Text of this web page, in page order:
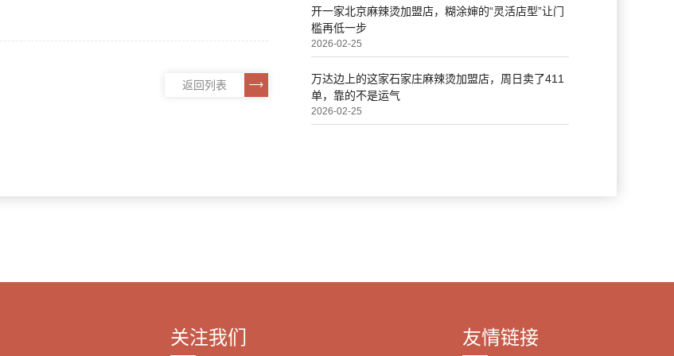
返回列表
开一家北京麻辣烫加盟店，糊涂婶的“灵活店型”让门
槛再低一步
2026-02-25
万达边上的这家石家庄麻辣烫加盟店，周日卖了411
单，靠的不是运气
2026-02-25
关注我们 友情链接